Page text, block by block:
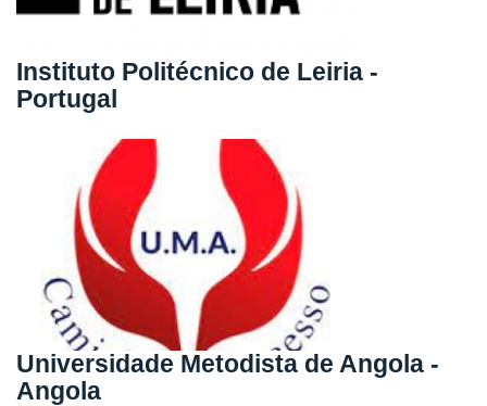
Instituto Politécnico de Leiria -
Portugal
Universidade Metodista de Angola -
Angola